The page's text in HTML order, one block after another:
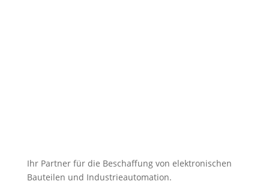
Ihr Partner für die Beschaffung von elektronischen
Bauteilen und Industrieautomation.